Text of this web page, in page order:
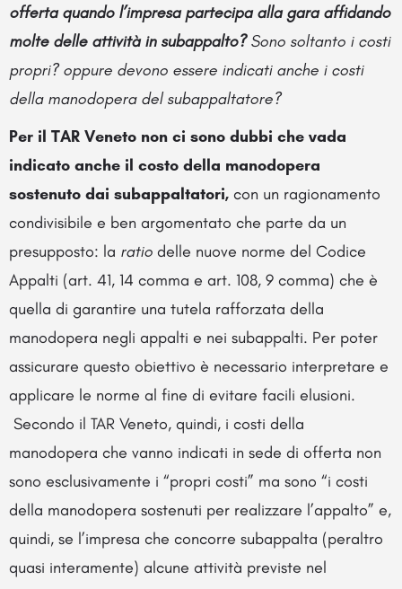
offerta quando l’impresa partecipa alla gara affidando
molte delle attività in subappalto?Sono soltanto i costi
propri? oppure devono essere indicati anche i costi
della manodopera del subappaltatore?
Per il TAR Veneto non ci sono dubbi che vada
indicato anche il costo della manodopera
sostenuto dai subappaltatori, con un ragionamento
condivisibile e ben argomentato che parte da un
presupposto: la ratio delle nuove norme del Codice
Appalti (art. 41, 14 comma e art. 108, 9 comma) che è
quella di garantire una tutela rafforzata della
manodopera negli appalti e nei subappalti. Per poter
assicurare questo obiettivo è necessario interpretare e
applicare le norme al fine di evitare facili elusioni.
Secondo il TAR Veneto, quindi, i costi della
manodopera che vanno indicati in sede di offerta non
sono esclusivamente i “propri costi” ma sono “i costi
della manodopera sostenuti per realizzare l’appalto” e,
quindi, se l’impresa che concorre subappalta (peraltro
quasi interamente) alcune attività previste nel